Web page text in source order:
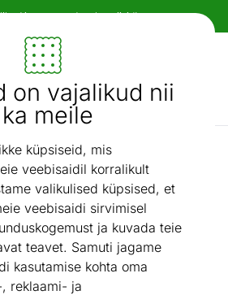
on vajalikud nii
meile
küpsiseid, mis
veebisaidil korralikult
valikulised küpsised, et
veebisaidi sirvimisel
ja kuvada teie
teavet. Samuti jagame
kasutamise kohta oma
reklaami- ja
ja mugavad makseviisid!
- ON24
AI otsing
Varumopid ja -lapid
kate Leifheit Profi Extra Soft